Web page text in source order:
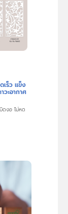
เร็ว แข็ง
ะอากาศ
ดงอ ไม่หด